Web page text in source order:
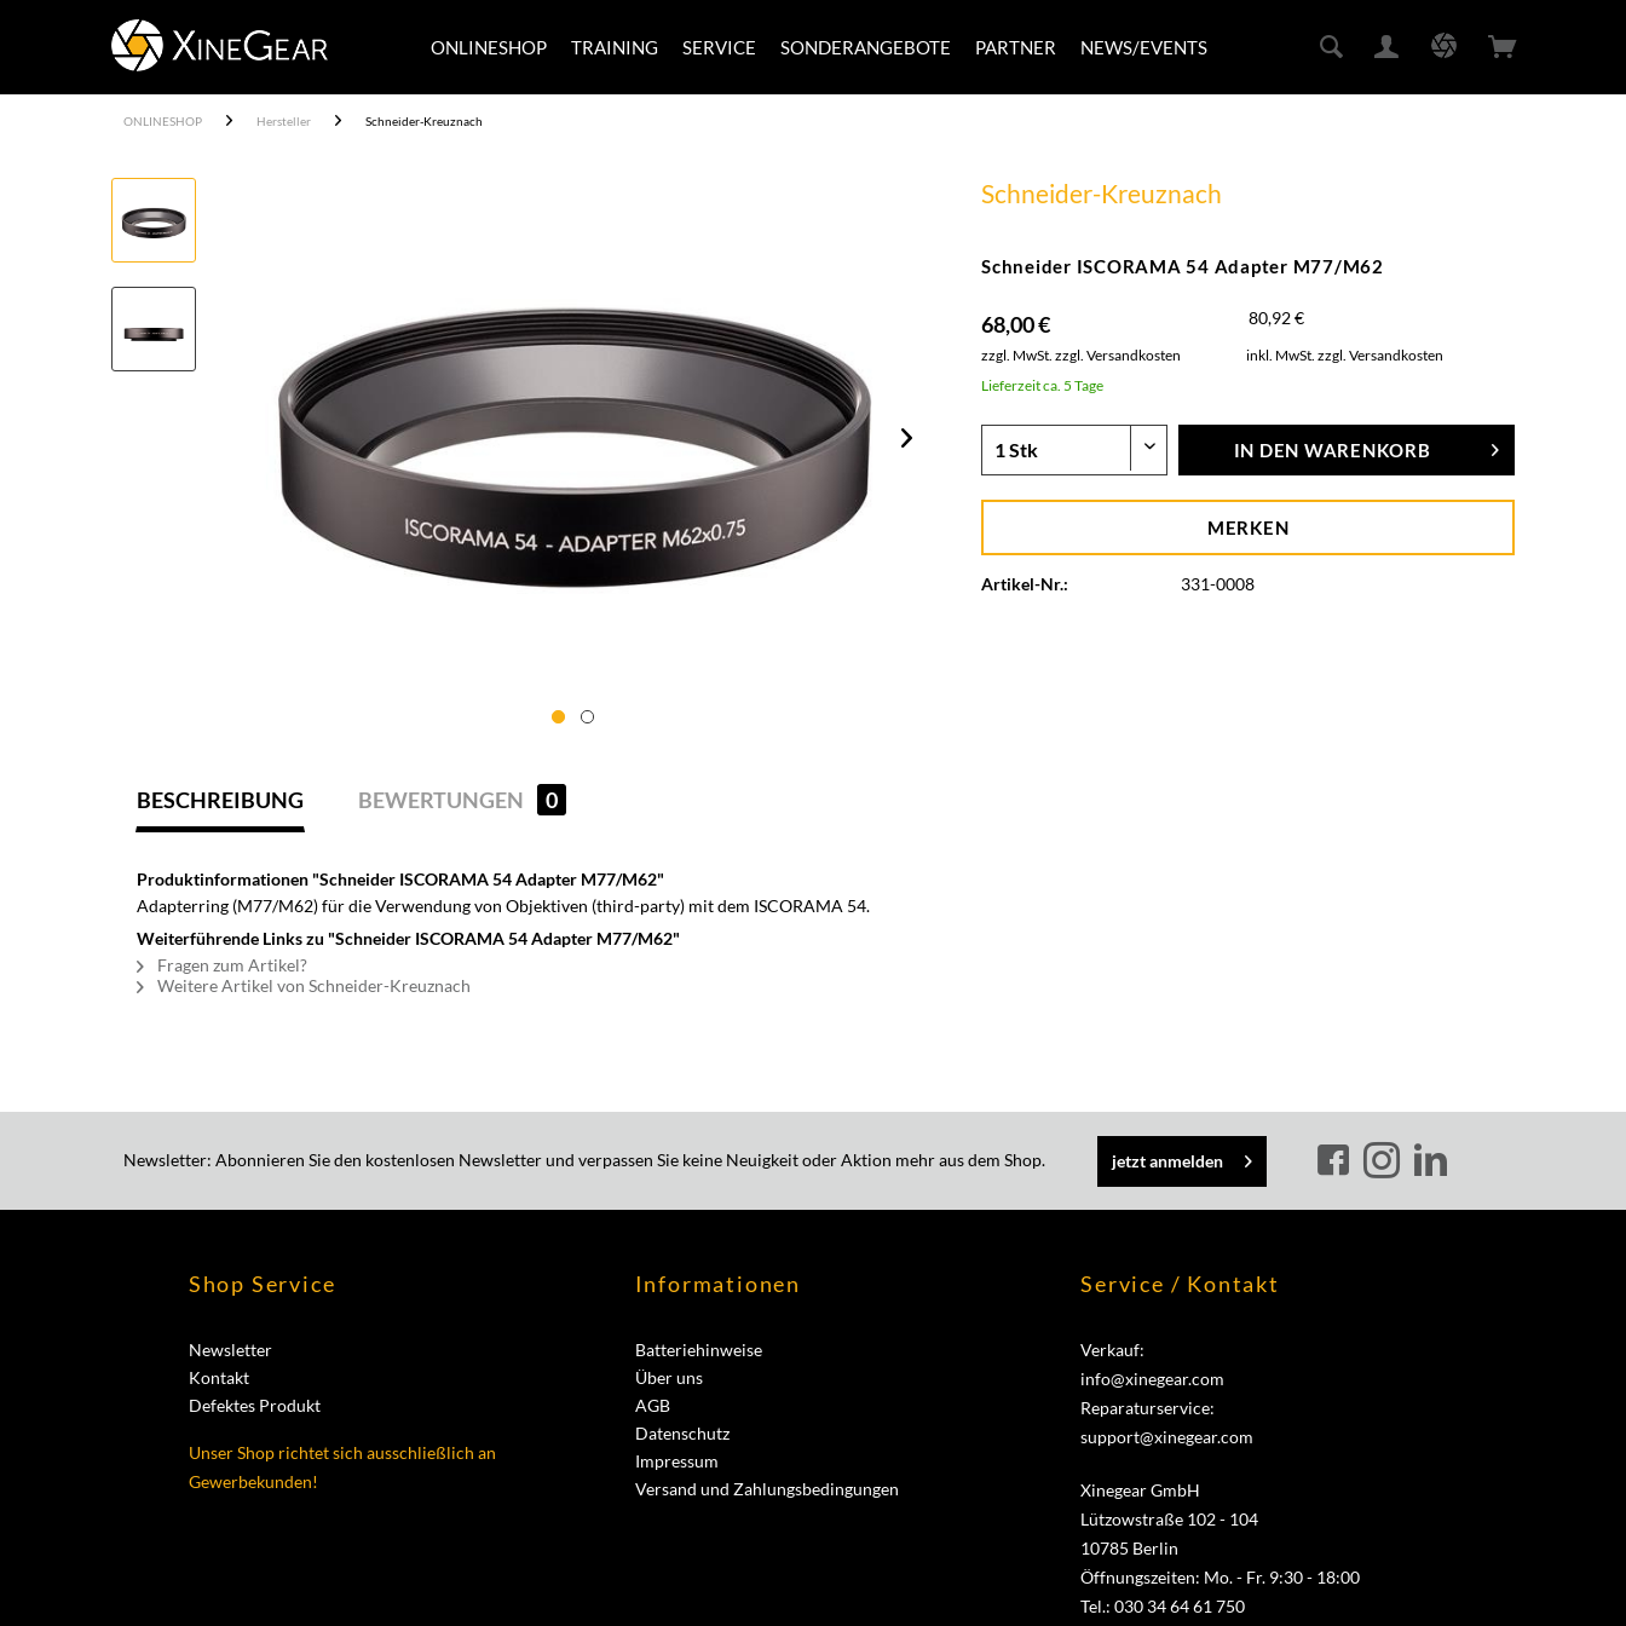
ONLINESHOP TRAINING SERVICE SONDERANGEBOTE PARTNER NEWS/EVENTS
ONLINESHOP Hersteller Schneider-Kreuznach
Schneider-Kreuznach
Schneider ISCORAMA 54 Adapter M77/M62
68,00 € 80,92 €
zzgl. MwSt.zzgl. Versandkosten inkl. MwSt.zzgl. Versandkosten
Lieferzeit ca. 5 Tage
IN DEN WARENKORB
MERKEN
Artikel-Nr.: 331-0008
BESCHREIBUNG BEWERTUNGEN 0
Produktinformationen "Schneider ISCORAMA 54 Adapter M77/M62"
Adapterring (M77/M62) für die Verwendung von Objektiven (third-party) mit dem ISCORAMA 54.
Weiterführende Links zu "Schneider ISCORAMA 54 Adapter M77/M62"
Fragen zum Artikel?
Weitere Artikel von Schneider-Kreuznach
Newsletter: Abonnieren Sie den kostenlosen Newsletter und verpassen Sie keine Neuigkeit oder Aktion mehr aus dem Shop. jetzt anmelden
Shop Service
Newsletter
Kontakt
Defektes Produkt
Unser Shop richtet sich ausschließlich an
Gewerbekunden!
Informationen
Batteriehinweise
Über uns
AGB
Datenschutz
Impressum
Versand und Zahlungsbedingungen
Service / Kontakt
Verkauf:
info@xinegear.com
Reparaturservice:
support@xinegear.com
Xinegear GmbH
Lützowstraße 102 - 104
10785 Berlin
Öffnungszeiten: Mo. - Fr. 9:30 - 18:00
Tel.: 030 34 64 61 750